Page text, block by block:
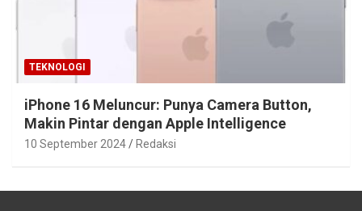
TEKNOLOGI
iPhone 16 Meluncur: Punya Camera Button,
Makin Pintar dengan Apple Intelligence
10 September 2024 Redaksi